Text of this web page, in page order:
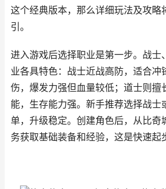
这个经典版本，那么详细玩法及攻略
引。
进入游戏后选择职业是第一步。战士
业各具特色：战士近战高防，适合冲
伤，爆发力强但血量较低；道士则擅
能，生存能力强。新手推荐选择战士
单，升级稳定。创建角色后，从比奇
务获取基础装备和经验，这是快速起